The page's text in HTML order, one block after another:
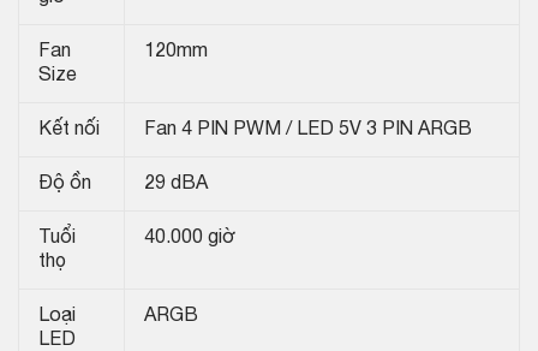
Fan
Size
120mm
Kết nối Fan 4 PIN PWM / LED 5V 3 PIN ARGB
Độ ồn 29 dBA
Tuổi
thọ
40.000 giờ
Loại
LED
ARGB